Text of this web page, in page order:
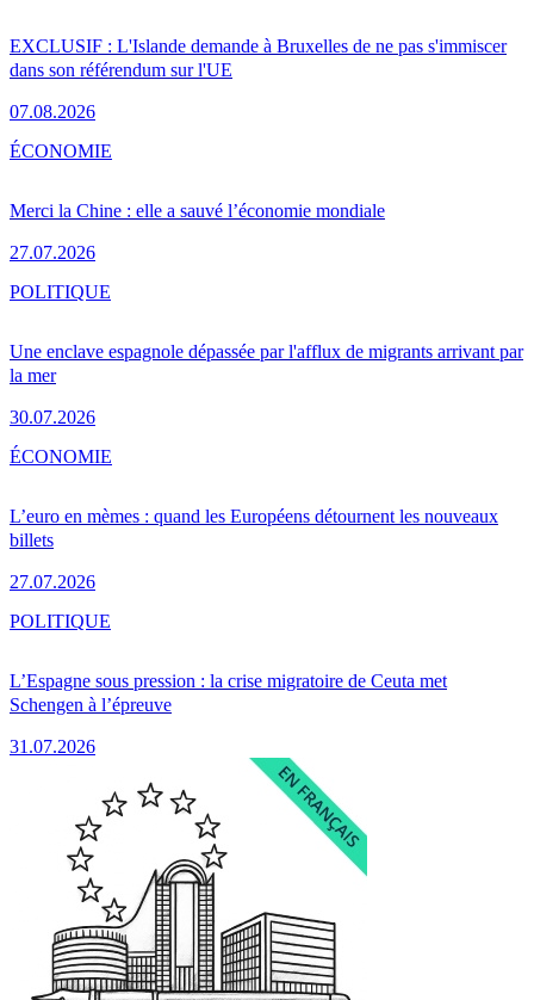
EXCLUSIF : L'Islande demande à Bruxelles de ne pas s'immiscer
dans son référendum sur l'UE
07.08.2026
Merci la Chine : elle a sauvé l’économie mondiale
27.07.2026
ÉCONOMIE
Une enclave espagnole dépassée par l'afflux de migrants arrivant par
la mer
30.07.2026
POLITIQUE
L’euro en mèmes : quand les Européens détournent les nouveaux
billets
27.07.2026
ÉCONOMIE
L’Espagne sous pression : la crise migratoire de Ceuta met
Schengen à l’épreuve
31.07.2026
POLITIQUE